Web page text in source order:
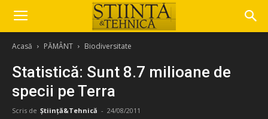
Acasă PĂMÂNT Biodiversitate
Statistică: Sunt 8.7 milioane de
specii pe Terra
Scris de Știință&Tehnică - 24/08/2011